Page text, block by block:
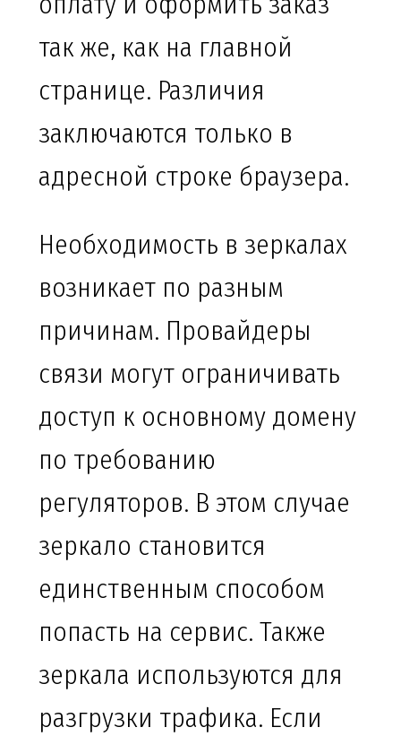
так же, как на главной
странице. Различия
заключаются только в
адресной строке браузера.
Необходимость в зеркалах
возникает по разным
причинам. Провайдеры
связи могут ограничивать
доступ к основному домену
по требованию
регуляторов. В этом случае
зеркало становится
единственным способом
попасть на сервис. Также
зеркала используются для
разгрузки трафика. Если